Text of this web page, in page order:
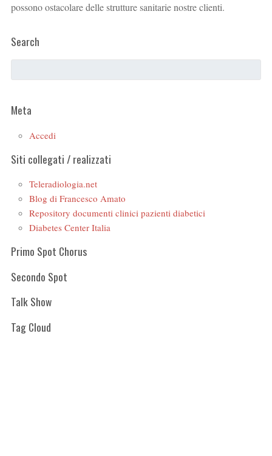
possono ostacolare delle strutture sanitarie nostre clienti.
Search
Meta
Accedi
Siti collegati / realizzati
Teleradiologia.net
Blog di Francesco Amato
Repository documenti clinici pazienti diabetici
Diabetes Center Italia
Primo Spot Chorus
Secondo Spot
Talk Show
Tag Cloud